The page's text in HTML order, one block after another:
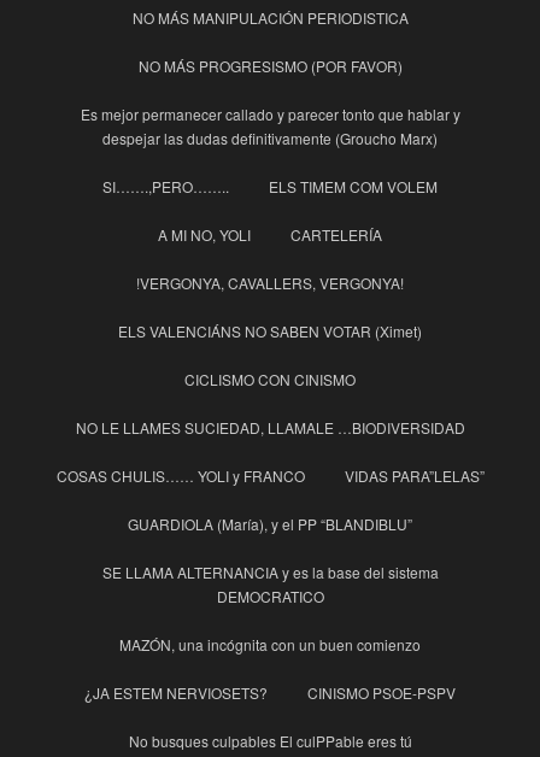
NO MÁS MANIPULACIÓN PERIODISTICA
NO MÁS PROGRESISMO (POR FAVOR)
Es mejor permanecer callado y parecer tonto que hablar y
despejar las dudas definitivamente (Groucho Marx)
SI…….,PERO…….. ELS TIMEM COM VOLEM
A MI NO, YOLI CARTELERÍA
!VERGONYA, CAVALLERS, VERGONYA!
ELS VALENCIÁNS NO SABEN VOTAR (Ximet)
CICLISMO CON CINISMO
NO LE LLAMES SUCIEDAD, LLAMALE …BIODIVERSIDAD
COSAS CHULIS…… YOLI y FRANCO VIDAS PARA”LELAS”
GUARDIOLA (María), y el PP “BLANDIBLU”
SE LLAMA ALTERNANCIA y es la base del sistema
DEMOCRATICO
MAZÓN, una incógnita con un buen comienzo
¿JA ESTEM NERVIOSETS? CINISMO PSOE-PSPV
No busques culpables El culPPable eres tú